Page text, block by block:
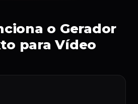
o Gerador
para Vídeo